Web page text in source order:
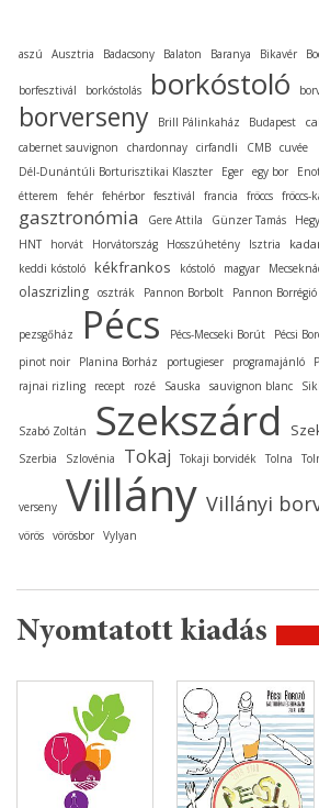
aszú Ausztria Badacsony Balaton Baranya Bikavér
borfesztivál borkóstolás borkóstoló
borverseny Brill Pálinkaház Budapest
cabernet sauvignon chardonnay cirfandli CMB cuvée
Dél-Dunántúli Borturisztikai Klaszter
Eger egy bor
étterem
fehér fehérbor fesztivál francia fröccs fröccs-
gasztronómia Gere Attila Günzer Tamás
HNT
horvát Horvátország Hosszúhetény Isztria
keddi kóstoló kékfrankos kóstoló magyar
olaszrizling osztrák Pannon Borbolt Pannon Borrégió
pezsgőház Pécs Pécs-Mecseki Borút Pécsi
pinot noir Planina Borház portugieser programajánló
rajnai rizling
recept rozé Sauska sauvignon blanc
Szabó Zoltán Szekszárd
Szerbia Szlovénia Tokaj Tokaji borvidék Tolna
verseny Villány Villányi
vörös vörösbor Vylyan
Nyomtatott kiadás